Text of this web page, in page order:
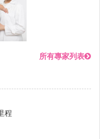
所有專家列表
程